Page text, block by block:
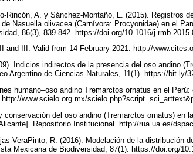
Rincón, A. y Sánchez-Montaño, L. (2015). Registros
Nasuella olivacea (Carnívora: Procyonidae) en el
86(3), 839-842. https://doi.org/10.1016/
and III. Valid from 14 February 2021. http://
Indicios indirectos de la presencia del oso andino
Argentino de Ciencias Naturales, 11(1). https://bit.ly/
humano–oso andino Tremarctos ornatus en el
www.scielo.org.mx/
conservación del oso andino (Tremarctos ornatus) en
Repositorio Institucional. http://rua.ua.es/
VeraPinto, R. (2016). Modelación de la distribución
Mexicana de Biodiversidad, 87(1). https://doi.org/